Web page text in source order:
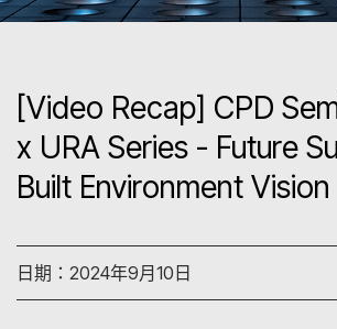
[Video Recap] CPD
x URA Series - Future
Built Environment Vision
日期：2024年9月10日